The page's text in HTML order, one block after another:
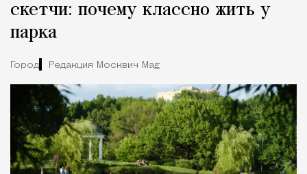
скетчи: почему классно жить у
парка
Город Редакция Москвич Mag